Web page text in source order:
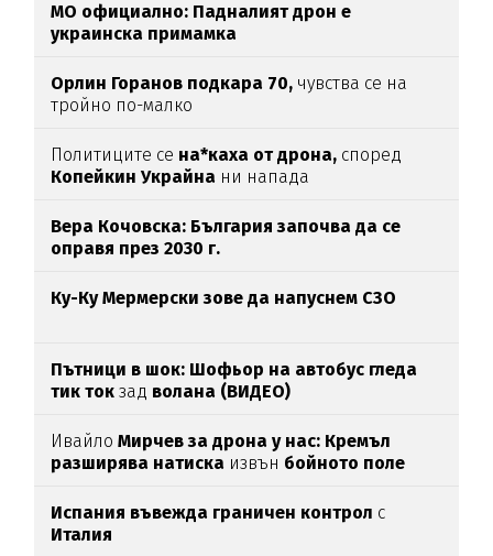
МО официално: Падналият дрон е
украинска примамка
Орлин Горанов подкара 70, чувства се на
тройно по-малко
Политиците се на*каха от дрона, според
Копейкин Украйна ни напада
Вера Кочовска: България започва да се
оправя през 2030 г.
Ку-Ку Мермерски зове да напуснем СЗО
Пътници в шок: Шофьор на автобус гледа
тик ток зад волана (ВИДЕО)
ИвайлоМирчев за дрона у нас: Кремъл
разширява натиска извън бойното поле
Испания въвежда граничен контрол с
Италия